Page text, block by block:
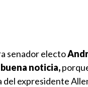
senador electo
noticia,
del expresidente